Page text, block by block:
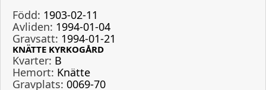
Född: 1903-02-11
Avliden: 1994-01-04
Gravsatt: 1994-01-21
KNÄTTE KYRKOGÅRD
Kvarter: B
Hemort: Knätte
Gravplats: 0069-70